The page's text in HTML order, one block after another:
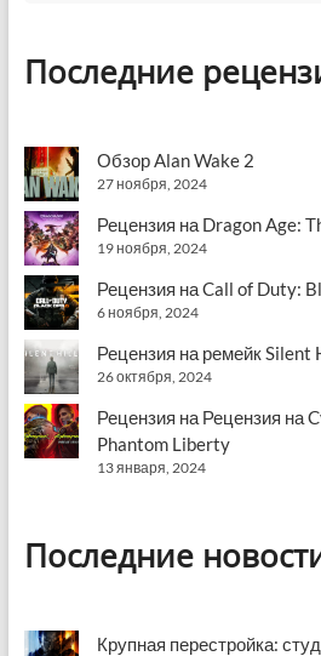
Последние
Обзор Alan Wake 2
27 ноября, 2024
Рецензия на Dragon Age:
19 ноября, 2024
Рецензия на Call of Duty:
6 ноября, 2024
Рецензия на ремейк Silent
26 октября, 2024
Рецензия на Рецензия на
Phantom Liberty
13 января, 2024
Последние
Крупная перестройка: